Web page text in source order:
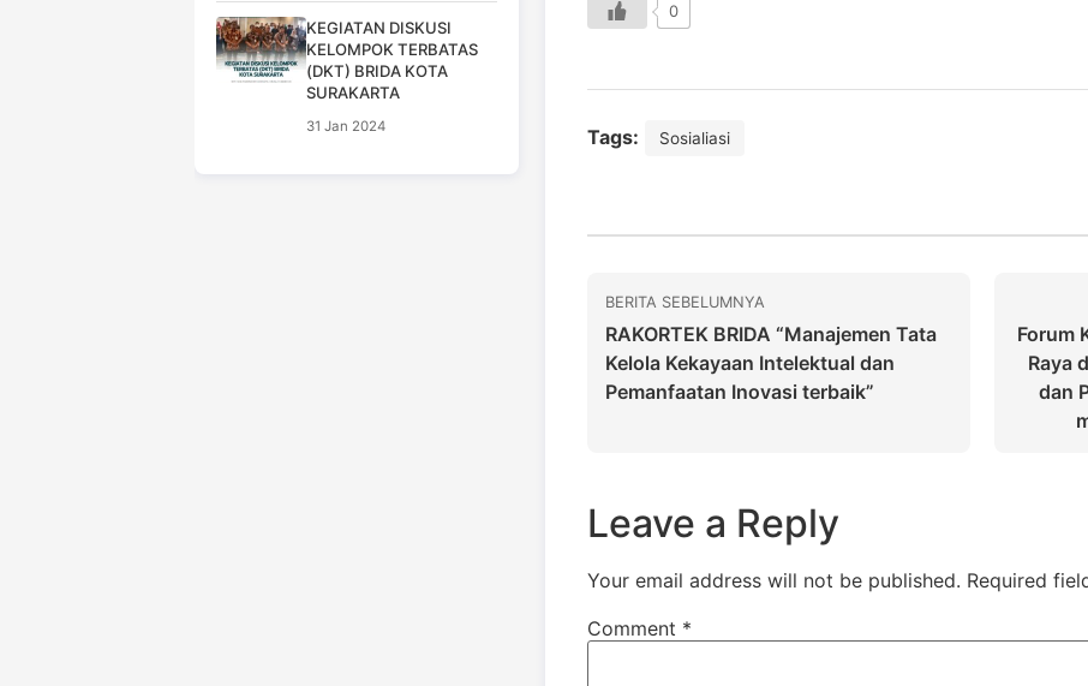
KEGIATAN DISKUSI
KELOMPOK TERBATAS
(DKT) BRIDA KOTA
SURAKARTA
31 Jan 2024
0
Tags: Sosialiasi
BERITA SEBELUMNYA
RAKORTEK BRIDA “Manajemen Tata
Kelola Kekayaan Intelektual dan
Pemanfaatan Inovasi terbaik”
Forum
Raya
dan
Leave a Reply
Your email address will not be published. Required
Comment *